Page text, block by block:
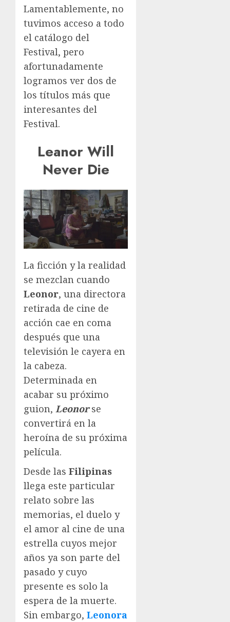
Lamentablemente, no
tuvimos acceso a todo
el catálogo del
Festival, pero
afortunadamente
logramos ver dos de
los títulos más que
interesantes del
Festival.
Leanor Will
Never Die
La ficción y la realidad
se mezclan cuando
Leonor, una directora
retirada de cine de
acción cae en coma
después que una
televisión le cayera en
la cabeza.
Determinada en
acabar su próximo
guion, Leonorse
convertirá en la
heroína de su próxima
película.
Desde las Filipinas
llega este particular
relato sobre las
memorias, el duelo y
el amor al cine de una
estrella cuyos mejor
años ya son parte del
pasado y cuyo
presente es solo la
espera de la muerte.
Sin embargo, Leonora